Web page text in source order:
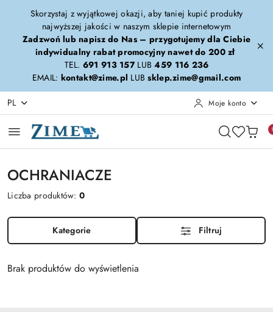
Przejdź do treści głównej
Przejdź do wyszukiwarki
Przejdź do moje konto
Przejdź do menu głównego
Przejdź do stopki
Skorzystaj z wyjątkowej okazji, aby taniej kupić produkty
najwyższej jakości w naszym sklepie internetowym
Zadzwoń lub napisz do Nas – przygotujemy dla Ciebie
indywidualny rabat promocyjny nawet do 200 zł
TEL. 691 913 157LUB459 116 236
EMAIL: kontakt@zime.pl LUBsklep.zime@gmail.com
PL Moje konto
OCHRANIACZE
Liczba produktów:0
Kategorie Filtruj
Brak produktów do wyświetlenia